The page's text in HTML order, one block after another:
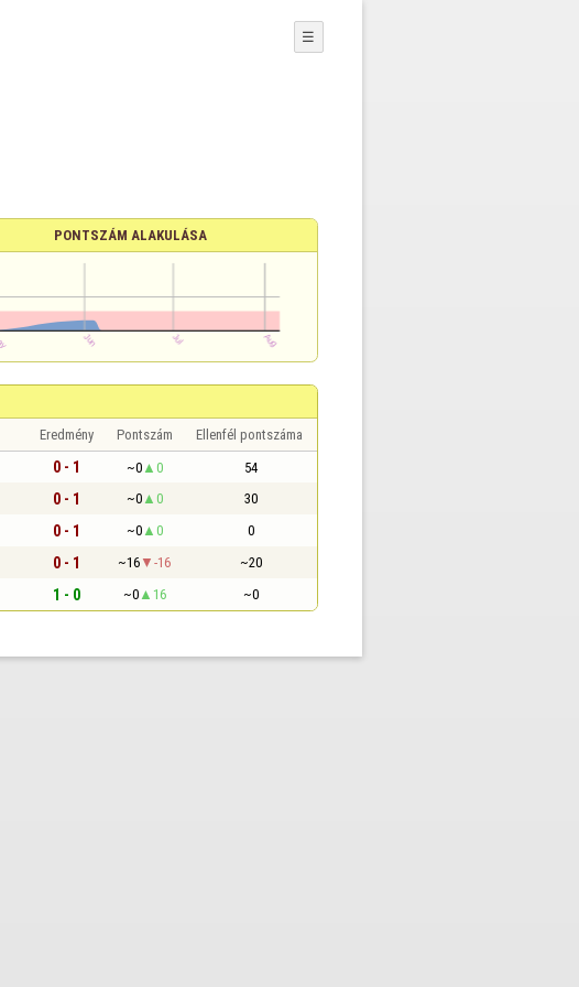
☰
PONTSZÁM ALAKULÁSA
Eredmény Pontszám Ellenfél pontszáma
0 - 1 ~0 0 54
0 - 1 ~0 0 30
0 - 1 ~0 0 0
0 - 1 ~16 -16 ~20
1 - 0 ~0 16 ~0